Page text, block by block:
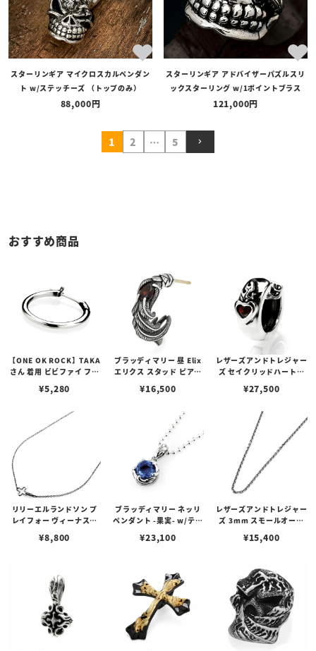
スターリンギア マイクロスカルペンダン
ト w/ステッチーズ （トップのみ）
88,000
スターリンギア アドバイザーパズルスリ
ックスターリング w/1ポイントブラス
121,000
1 2 … 5
おすすめ商品
【ONE OK ROCK】TAKA
さん 着用 ビビファイ フー
¥5,280
ブラッディマリー 昼 Elix
エリクス スタッド ピアス
¥16,500
レザーズアンドトレジャー
ズ セイクリッドハートピ
¥27,500
リリーエルランドソン プ
レイフォー ヴィーナスチ
¥8,800
ブラッディマリー ネッリ
ペンダント -果実- w/ティ
¥23,100
レザーズアンドトレジャー
ズ 3mm スモールオーバ
ブスタークラスプ＆LTロ
¥15,400